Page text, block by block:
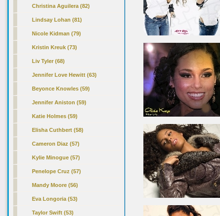
Christina Aguilera (82)
Lindsay Lohan (81)
Nicole Kidman (79)
Kristin Kreuk (73)
Liv Tyler (68)
Jennifer Love Hewitt (63)
Beyonce Knowles (59)
Jennifer Aniston (59)
Katie Holmes (59)
Elisha Cuthbert (58)
Cameron Diaz (57)
Kylie Minogue (57)
Penelope Cruz (57)
Mandy Moore (56)
Eva Longoria (53)
Taylor Swift (53)